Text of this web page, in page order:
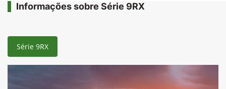
Informações sobre Série 9RX
Série 9RX